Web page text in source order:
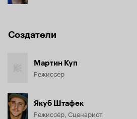
Создатели
Мартин Куп
Режиссёр
Якуб Штафек
Режиссёр, Сценарист